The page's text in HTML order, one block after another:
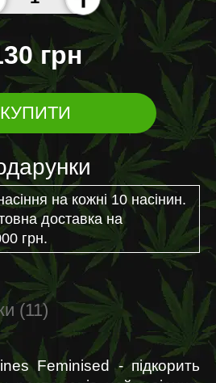
грн
КУПИТИ
на кожні 10 насінин.
доставка на
грн.
(11)
Feminised - підкорить